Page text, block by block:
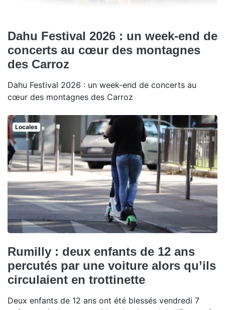
Dahu Festival 2026 : un week-end de
concerts au cœur des montagnes
des Carroz
Dahu Festival 2026 : un week-end de concerts au
cœur des montagnes des Carroz
Locales
Rumilly : deux enfants de 12 ans
percutés par une voiture alors qu’ils
circulaient en trottinette
Deux enfants de 12 ans ont été blessés vendredi 7